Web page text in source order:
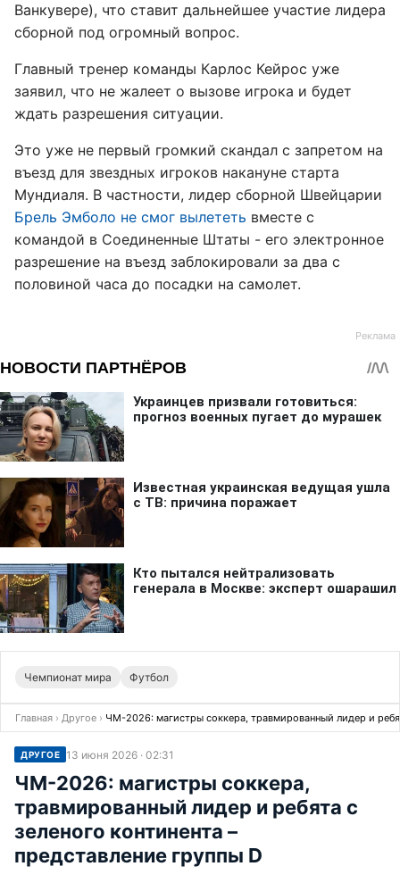
Ванкувере), что ставит дальнейшее участие лидера
сборной под огромный вопрос.
Главный тренер команды Карлос Кейрос уже
заявил, что не жалеет о вызове игрока и будет
ждать разрешения ситуации.
Это уже не первый громкий скандал с запретом на
въезд для звездных игроков накануне старта
Мундиаля. В частности, лидер сборной Швейцарии
Брель Эмболо не смог вылететь вместе с
командой в Соединенные Штаты - его электронное
разрешение на въезд заблокировали за два с
половиной часа до посадки на самолет.
Чемпионат мира Футбол
Главная › Другое › ЧМ-2026: магистры соккера, травмированный лидер и
ДРУГОЕ 13 июня 2026 · 02:31
ЧМ-2026: магистры соккера,
травмированный лидер и ребята с
зеленого континента –
представление группы D